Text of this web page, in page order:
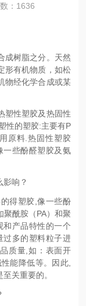
：1636
成树脂之分。天然
形有机物质，如松
物经化学合成或某
塑性塑胶及热固性
性的塑胶:主要有P
原料.热固性塑胶
一些酚醛塑胶及氨
影响？
得塑胶,像一些酚
酰胺（PA）和聚
和产品特性的一个
过多的塑料粒子进
质量,如：表面开
能降低等。因此,
关重要的。